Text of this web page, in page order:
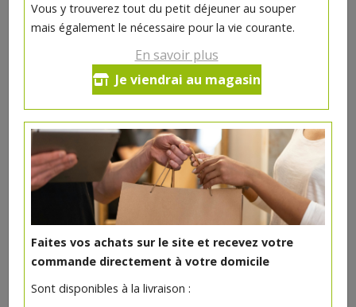
Vous y trouverez tout du petit déjeuner au souper
mais également le nécessaire pour la vie courante.
En savoir plus
Je viendrai au magasin
Faites vos achats sur le site et recevez votre
commande directement à votre domicile
Sont disponibles à la livraison :
3€/pc
Ce produit est indisponible pour le moment.
DANS LA MÊME CATÉGORIE ...